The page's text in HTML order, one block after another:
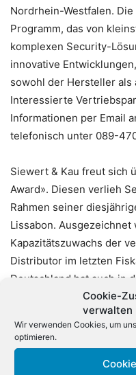
Cookie-
verwalten
Wir verwenden Cookies, um
optimieren.
Nordrhein-Westfalen.
Programm, das von
komplexen Security-
innovative
sowohl der Hersteller als
Interessierte
Informationen per Email
telefonisch unter 089-
Siewert & Kau freut sich
Award». Diesen verlieh
Rahmen seiner
Lissabon.
Kapazitätszuwachs der
Distributor im letzten
Deutschland hat auch in
«SonicWall Distributor of
den die Infinigate nun
2014 erhält, wurde bei
im Hotel Steigenberger
Hersteller und